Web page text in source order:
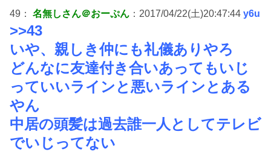
49： 名無しさん＠おーぷん ：2017/04/22(土)20:47:44 y6u
>>43
いや、親しき仲にも礼儀ありやろ
どんなに友達付き合いあってもいじ
っていいラインと悪いラインとある
やん
中居の頭髪は過去誰一人としてテレビ
でいじってない